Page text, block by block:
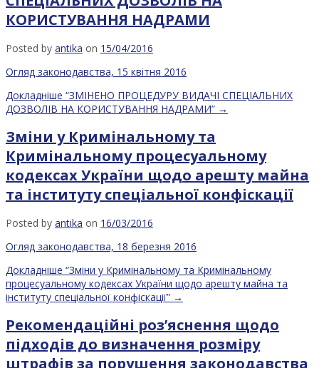
КОРИСТУВАННЯ НАДРАМИ
Posted by antika on 15/04/2016
Огляд законодавства, 15 квітня 2016
Докладніше “ЗМІНЕНО ПРОЦЕДУРУ ВИДАЧІ СПЕЦІАЛЬНИХ
ДОЗВОЛІВ НА КОРИСТУВАННЯ НАДРАМИ” →
Зміни у Кримінальному та
Кримінальному процесуальному
кодексах України щодо арешту майна
та інституту спеціальної конфіскації
Posted by antika on 16/03/2016
Огляд законодавства, 18 березня 2016
Докладніше “Зміни у Кримінальному та Кримінальному
процесуальному кодексах України щодо арешту майна та
інституту спеціальної конфіскації” →
Рекомендаційні роз’яснення щодо
підходів до визначення розміру
штрафів за порушення законодавства